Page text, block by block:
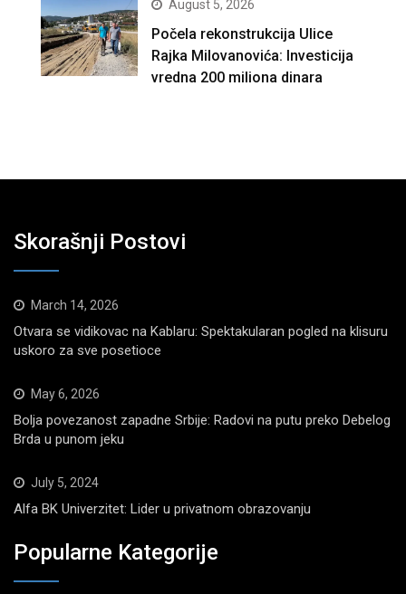
August 5, 2026
Počela rekonstrukcija Ulice
Rajka Milovanovića: Investicija
vredna 200 miliona dinara
Skorašnji Postovi
March 14, 2026
Otvara se vidikovac na Kablaru: Spektakularan pogled na klisuru
uskoro za sve posetioce
May 6, 2026
Bolja povezanost zapadne Srbije: Radovi na putu preko Debelog
Brda u punom jeku
July 5, 2024
Alfa BK Univerzitet: Lider u privatnom obrazovanju
Popularne Kategorije